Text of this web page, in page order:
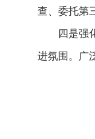
查、委托第
四是强
进氛围。广